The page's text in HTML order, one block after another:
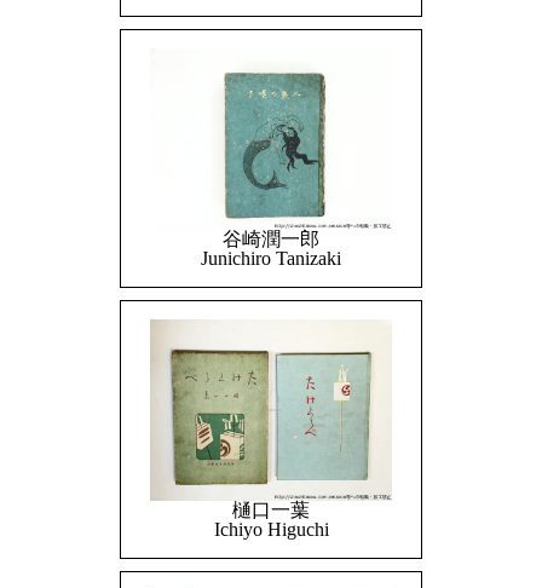
谷崎潤一郎
Junichiro Tanizaki
樋口一葉
Ichiyo Higuchi